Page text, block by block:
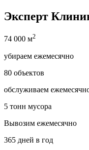
Эксперт
74 000 м2
убираем ежемесячно
80 объектов
обслуживаем
5 тонн мусора
Вывозим ежемесячно
365 дней в год